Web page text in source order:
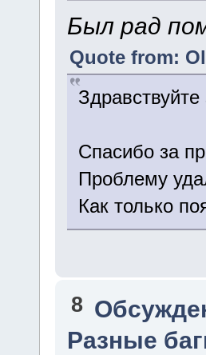
Был рад
Quote from:
Спасибо за
Проблему
Как только
8
Разные